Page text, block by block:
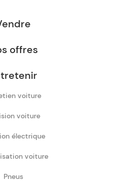
offres
voiture
voiture
électrique
voiture
Pneus